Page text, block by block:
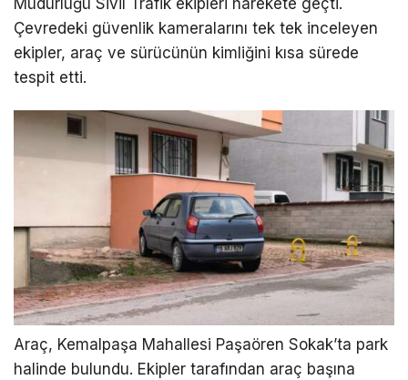
Müdürlüğü Sivil Trafik ekipleri harekete geçti.
Çevredeki güvenlik kameralarını tek tek inceleyen
ekipler, araç ve sürücünün kimliğini kısa sürede
tespit etti.
Araç, Kemalpaşa Mahallesi Paşaören Sokak’ta park
halinde bulundu. Ekipler tarafından araç başına